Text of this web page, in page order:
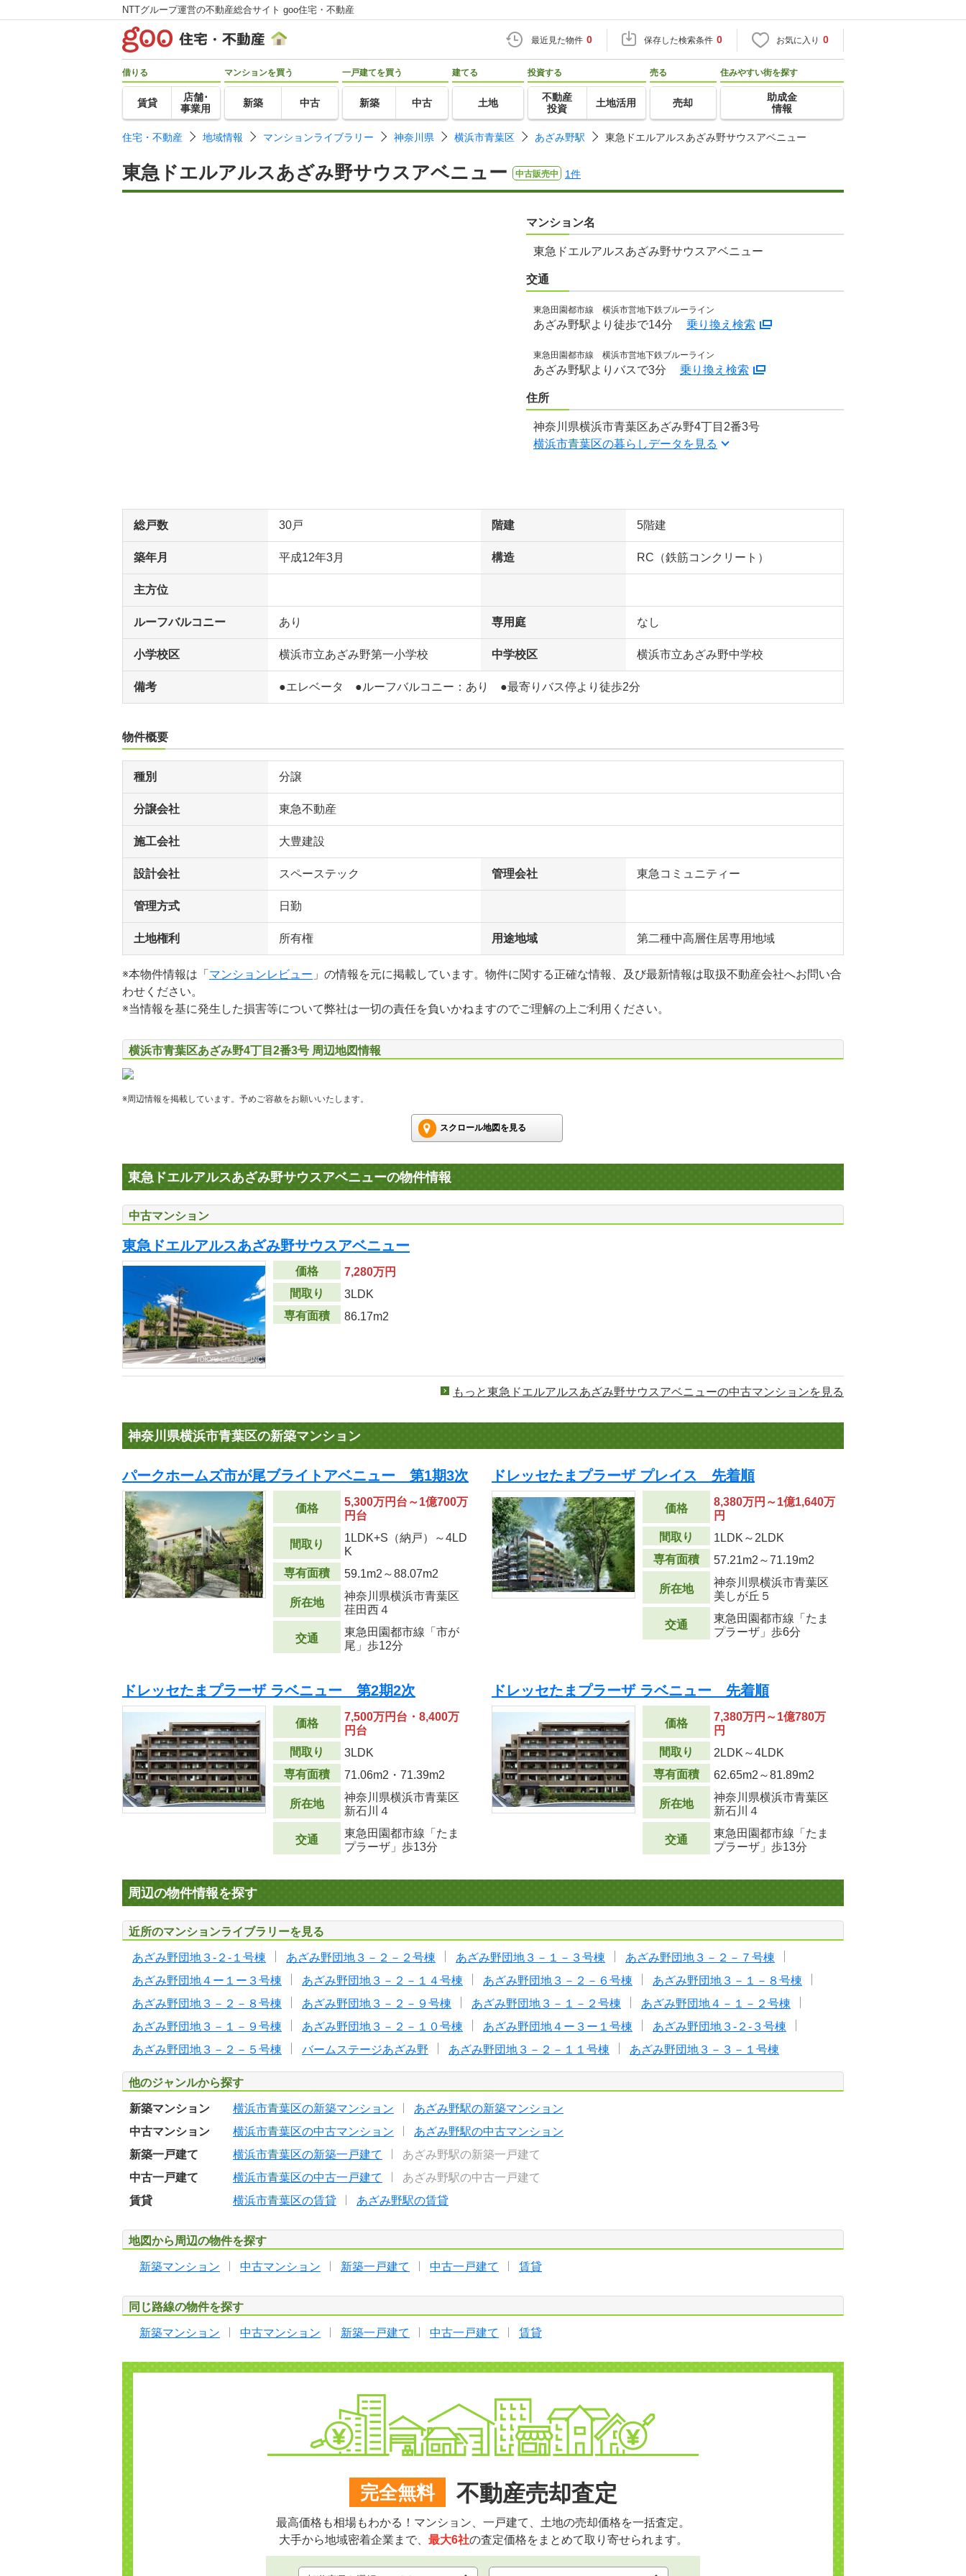
NTTグループ運営の不動産総合サイト goo住宅・不動産
最近見た物件 0 保存した検索条件 0 お気に入り 0
借りる
賃貸
店舗･
事業用
マンションを買う
新築 中古
一戸建てを買う
新築 中古
建てる
土地
投資する
不動産
投資
土地活用
売る
売却
住みやすい街を探す
助成金
情報
住宅・不動産 地域情報 マンションライブラリー 神奈川県 横浜市青葉区 あざみ野駅 東急ドエルアルスあざみ野サウスアベニュー
東急ドエルアルスあざみ野サウスアベニュー 中古販売中 1件
マンション名
東急ドエルアルスあざみ野サウスアベニュー
交通
東急田園都市線 横浜市営地下鉄ブルーライン
あざみ野駅より徒歩で14分 乗り換え検索
東急田園都市線 横浜市営地下鉄ブルーライン
あざみ野駅よりバスで3分 乗り換え検索
住所
神奈川県横浜市青葉区あざみ野4丁目2番3号
横浜市青葉区の暮らしデータを見る
総戸数 30戸 階建 5階建
築年月 平成12年3月 構造 RC（鉄筋コンクリート）
主方位
ルーフバルコニー あり 専用庭 なし
小学校区 横浜市立あざみ野第一小学校 中学校区 横浜市立あざみ野中学校
備考 ●エレベータ ●ルーフバルコニー：あり ●最寄りバス停より徒歩2分
物件概要
種別 分譲
分譲会社 東急不動産
施工会社 大豊建設
設計会社 スペーステック 管理会社 東急コミュニティー
管理方式 日勤
土地権利 所有権 用途地域 第二種中高層住居専用地域
※本物件情報は「 マンションレビュー 」の情報を元に掲載しています。物件に関する正確な情報、及び最新情報は取扱不動産会社へお問い合
わせください。
※当情報を基に発生した損害等について弊社は一切の責任を負いかねますのでご理解の上ご利用ください。
横浜市青葉区あざみ野4丁目2番3号 周辺地図情報
※周辺情報を掲載しています。予めご容赦をお願いいたします。
スクロール地図を見る
東急ドエルアルスあざみ野サウスアベニューの物件情報
中古マンション
東急ドエルアルスあざみ野サウスアベニュー
価格
7,280万円
間取り
3LDK
専有面積
86.17m2
もっと東急ドエルアルスあざみ野サウスアベニューの中古マンションを見る
神奈川県横浜市青葉区の新築マンション
パークホームズ市が尾ブライトアベニュー 第1期3次
価格
5,300万円台～1億700万
円台
間取り
1LDK+S（納戸）～4LD
K
専有面積
59.1m2 ～88.07m2
所在地
神奈川県横浜市青葉区
荏田西４
交通
東急田園都市線「市が
尾」歩12分
ドレッセたまプラーザ プレイス 先着順
価格
8,380万円～1億1,640万
円
間取り
1LDK～2LDK
専有面積
57.21m2 ～71.19m2
所在地
神奈川県横浜市青葉区
美しが丘５
交通
東急田園都市線「たま
プラーザ」歩6分
ドレッセたまプラーザ ラベニュー 第2期2次
価格
7,500万円台・8,400万
円台
間取り
3LDK
専有面積
71.06m2 ・71.39m2
所在地
神奈川県横浜市青葉区
新石川４
交通
東急田園都市線「たま
プラーザ」歩13分
ドレッセたまプラーザ ラベニュー 先着順
価格
7,380万円～1億780万
円
間取り
2LDK～4LDK
専有面積
62.65m2 ～81.89m2
所在地
神奈川県横浜市青葉区
新石川４
交通
東急田園都市線「たま
プラーザ」歩13分
周辺の物件情報を探す
近所のマンションライブラリーを見る
あざみ野団地３-２-１号棟 あざみ野団地３－２－２号棟 あざみ野団地３－１－３号棟
あざみ野団地３－２－７号棟
あざみ野団地４ー１ー３号棟
あざみ野団地３－２－１４号棟 あざみ野団地３－２－６号棟
あざみ野団地３－１－８号棟
あざみ野団地３－２－８号棟
あざみ野団地３－２－９号棟 あざみ野団地３－１－２号棟
あざみ野団地４－１－２号棟
あざみ野団地３－１－９号棟
あざみ野団地３－２－１０号棟 あざみ野団地４ー３ー１号棟
あざみ野団地３-２-３号棟
あざみ野団地３－２－５号棟
バームステージあざみ野 あざみ野団地３－２－１１号棟 あざみ野団地３－３－１号棟
他のジャンルから探す
新築マンション 横浜市青葉区の新築マンション
あざみ野駅の新築マンション
中古マンション
横浜市青葉区の中古マンション
あざみ野駅の中古マンション
新築一戸建て
横浜市青葉区の新築一戸建て
あざみ野駅の新築一戸建て
中古一戸建て
横浜市青葉区の中古一戸建て
あざみ野駅の中古一戸建て
賃貸
横浜市青葉区の賃貸 あざみ野駅の賃貸
地図から周辺の物件を探す
新築マンション 中古マンション 新築一戸建て 中古一戸建て 賃貸
同じ路線の物件を探す
新築マンション 中古マンション 新築一戸建て 中古一戸建て 賃貸
完全無料 不動産売却査定
最高価格も相場もわかる！マンション、一戸建て、土地の売却価格を一括査定。
大手から地域密着企業まで、 最大6社の査定価格をまとめて取り寄せられます。